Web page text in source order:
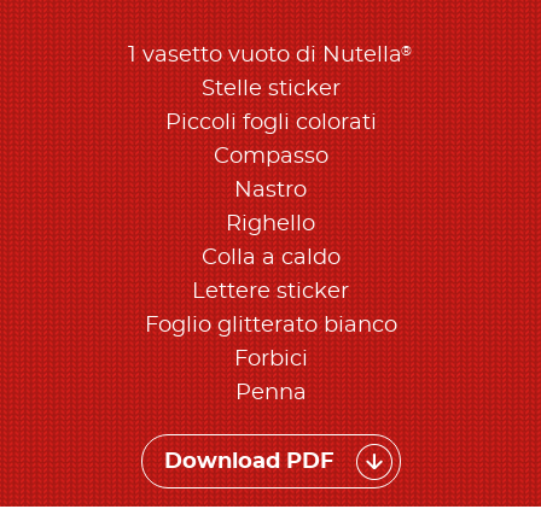
1 vasetto vuoto di Nutella®
Stelle sticker
Piccoli fogli colorati
Compasso
Nastro
Righello
Colla a caldo
Lettere sticker
Foglio glitterato bianco
Forbici
Penna
Download PDF